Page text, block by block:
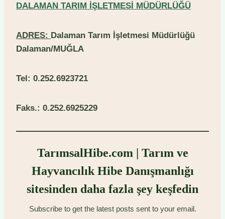
DALAMAN TARIM İŞLETMESİ MÜDÜRLÜĞÜ
ADRES: Dalaman Tarım İşletmesi Müdürlüğü
Dalaman/MUĞLA
Tel: 0.252.6923721
Faks.: 0.252.6925229
TarımsalHibe.com | Tarım ve
Hayvancılık Hibe Danışmanlığı
sitesinden daha fazla şey keşfedin
Subscribe to get the latest posts sent to your email.